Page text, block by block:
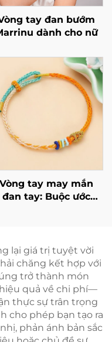
tay đan bướm
dành cho nữ
Vòng tay may mắn
đan tay: Buộc ước
lại giá trị tuyệt vời
chăng kết hợp với
trở thành món
quả về chi phí—
thực sự trân trọng
cho phép bạn tạo ra
phản ánh bản sắc